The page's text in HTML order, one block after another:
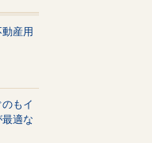
産用
もイ
適な